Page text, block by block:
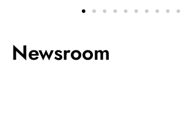
Newsroom